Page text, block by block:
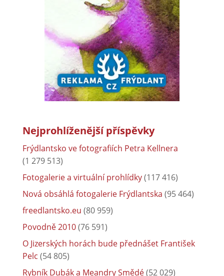
Nejprohlíženější příspěvky
Frýdlantsko ve fotografiích Petra Kellnera
(1 279 513)
Fotogalerie a virtuální prohlídky(117 416)
Nová obsáhlá fotogalerie Frýdlantska (95 464)
freedlantsko.eu (80 959)
Povodně 2010(76 591)
O Jizerských horách bude přednášet František
Pelc (54 805)
Rybník Dubák a Meandry Smědé(52 029)